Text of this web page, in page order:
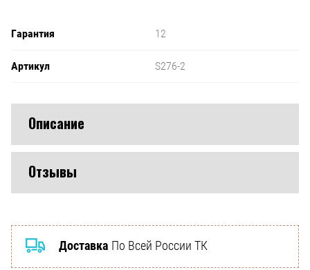
Гарантия 12
Артикул S276-2
Описание
Отзывы
Доставка По Всей России ТК